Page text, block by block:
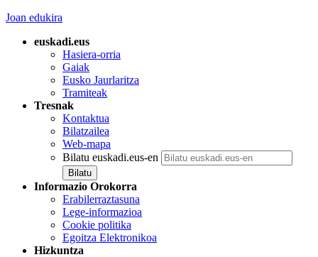
Joan edukira
euskadi.eus
Hasiera-orria
Gaiak
Eusko Jaurlaritza
Tramiteak
Tresnak
Kontaktua
Bilatzailea
Web-mapa
Bilatu euskadi.eus-en
Informazio Orokorra
Erabilerraztasuna
Lege-informazioa
Cookie politika
Egoitza Elektronikoa
Hizkuntza